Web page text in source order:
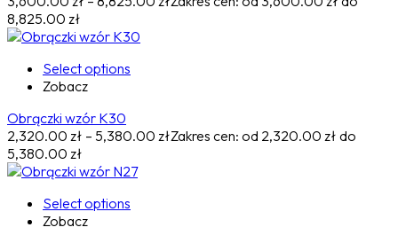
8,825.00 zł
Select options
Zobacz
Obrączki wzór K30
2,320.00 zł – 5,380.00 złZakres cen: od 2,320.00 zł do
5,380.00 zł
Select options
Zobacz